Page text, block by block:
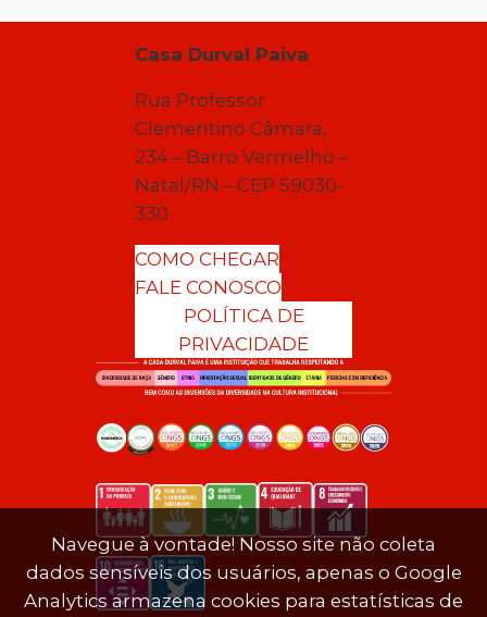
Casa Durval Paiva
Rua Professor
Clementino Câmara,
234 – Barro Vermelho –
Natal/RN – CEP 59030-
330
COMO CHEGAR
FALE CONOSCO
POLÍTICA DE
PRIVACIDADE
Navegue à vontade! Nosso site não coleta
dados sensíveis dos usuários, apenas o Google
Analytics armazena cookies para estatísticas de